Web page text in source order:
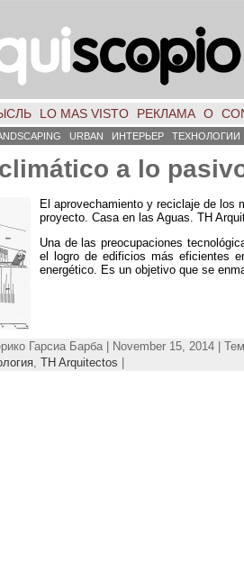
LO MAS VISTO РЕКЛАМА О
URBAN ИНТЕРЬЕР ТЕХНОЛОГИИ
a lo
El aprovechamiento y reciclaje de los
proyecto Casa en las Aguas TH
Una de las preocupaciones
el logro de edificios más eficientes
energético Es un objetivo que se
Гарсиа Барба | November 15, 2014 |
TH Arquitectos